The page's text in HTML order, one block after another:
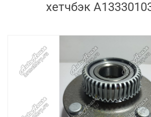
хетчбэк